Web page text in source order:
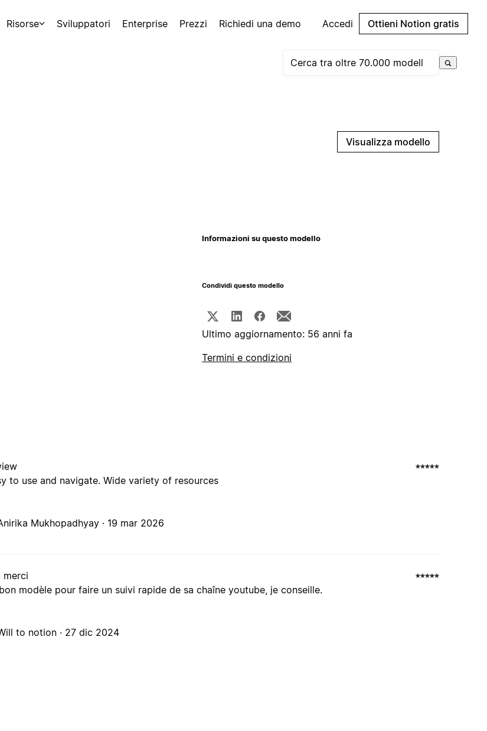
Risorse Sviluppatori Enterprise Prezzi Richiedi una demo Accedi Ottieni Notion gratis
Visualizza modello
Informazioni su questo modello
Condividi questo modello
Ultimo aggiornamento: 56 anni fa
Termini e condizioni
to use and navigate. Wide variety of resources
Mukhopadhyay · 19 mar 2026
merci
modèle pour faire un suivi rapide de sa chaîne youtube, je conseille.
to notion · 27 dic 2024